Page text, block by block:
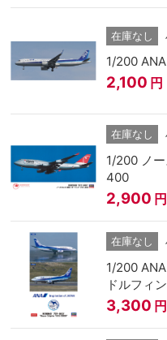
在庫なし
1/200
2,100 円
在庫なし
1/200 ノ
400
2,900 円
在庫なし
1/200
ドルフィ
3,300 円